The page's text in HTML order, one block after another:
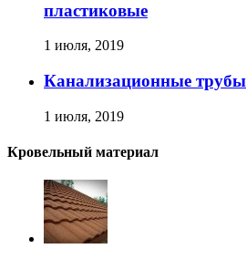
пластиковые
1 июля, 2019
Канализационные трубы
1 июля, 2019
Кровельный материал